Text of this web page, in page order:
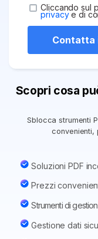
Riscrivi PDF
Chat con
PDFelement per
PDFelement per
Contatta il supporto
Aggiornamenti
Centro di
Aggiorna a
Cliccando sul
privacye di
Contatta
Scopri cosa
Sblocca strumenti
convenienti,
Soluzioni PDF
Prezzi
Strumenti di
Gestione dati